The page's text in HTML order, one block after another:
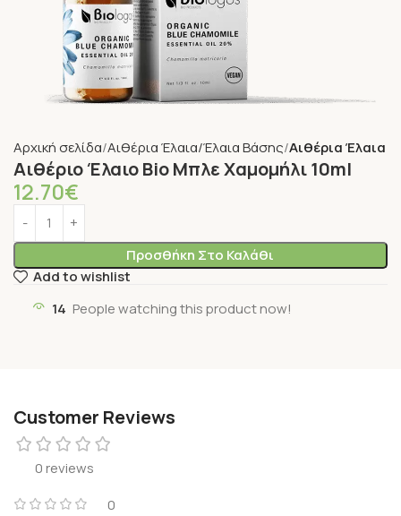
Αρχική σελίδα Αιθέρια Έλαια/Έλαια Βάσης Αιθέρια Έλαια
Αιθέριο Έλαιο Bio Μπλε Χαμομήλι 10ml
12.70€
Προσθήκη Στο Καλάθι
Add to wishlist
14 People watching this product now!
Customer Reviews
0 reviews
0